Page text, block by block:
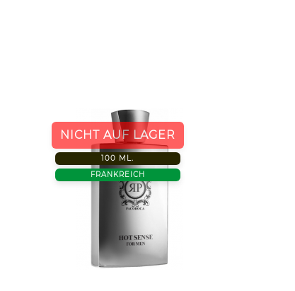
NICHT AUF LAGER
100 ML.
FRANKREICH